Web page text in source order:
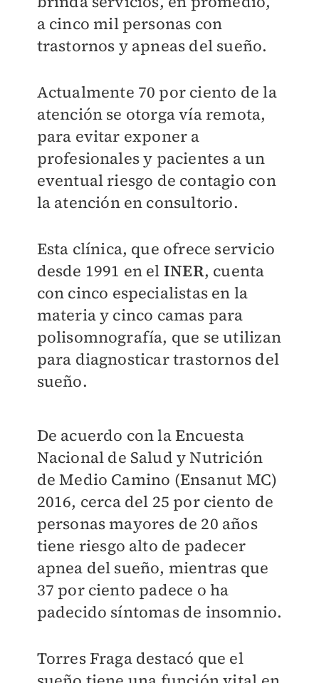
a cinco mil personas con
trastornos y apneas del sueño.
Actualmente 70 por ciento de la
atención se otorga vía remota,
para evitar exponer a
profesionales y pacientes a un
eventual riesgo de contagio con
la atención en consultorio.
Esta clínica, que ofrece servicio
desde 1991 en el INER, cuenta
con cinco especialistas en la
materia y cinco camas para
polisomnografía, que se utilizan
para diagnosticar trastornos del
sueño.
De acuerdo con la Encuesta
Nacional de Salud y Nutrición
de Medio Camino (Ensanut MC)
2016, cerca del 25 por ciento de
personas mayores de 20 años
tiene riesgo alto de padecer
apnea del sueño, mientras que
37 por ciento padece o ha
padecido síntomas de insomnio.
Torres Fraga destacó que el